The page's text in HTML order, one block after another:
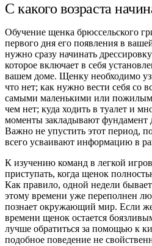
С какого возраста
Обучение щенка брюссельского
первого дня его появления в
нужно сразу начинать
которое включает в себя
вашем доме. Щенку необходимо
что нет; как нужно вести себя со
самыми маленькими или
чем нет; куда ходить в туалет и
моменты закладывают фундамент
Важно не упустить этот период,
всего усваивают информацию в
К изучению команд в легкой
приступать, когда щенок
Как правило, одной недели
этому времени уже переполнен
познает окружающий мир. Если
времени щенок остается
лучше обратиться за помощью к
подобное поведение не